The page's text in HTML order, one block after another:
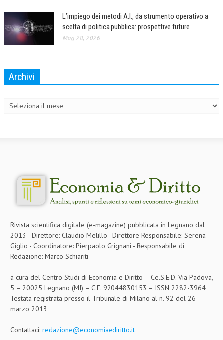
GIURISPRUDENZA
EUROPEA
CIVILE
PENALE
PUBBLICAZIONI
BOLLETTINO FINANZIAMENTI
TELEGRAM
DOCUMENTI
MANUALI E MONOGRAFIE
TESI DI LAUREA
MATERIALE DIDATTICO
INVITI E PROMOZIONI
L’impiego dei metodi A.I., da strumento operativo a
scelta di politica pubblica: prospettive future
Mag 28, 2026
Archivi
Rivista scientifica digitale (e-magazine) pubblicata in Legnano dal
2013 - Direttore: Claudio Melillo - Direttore Responsabile: Serena
Giglio - Coordinatore: Pierpaolo Grignani - Responsabile di
Redazione: Marco Schiariti
a cura del Centro Studi di Economia e Diritto – Ce.S.E.D. Via Padova,
5 – 20025 Legnano (MI) – C.F. 92044830153 – ISSN 2282-3964
Testata registrata presso il Tribunale di Milano al n. 92 del 26
marzo 2013
Contattaci: redazione@economiaediritto.it